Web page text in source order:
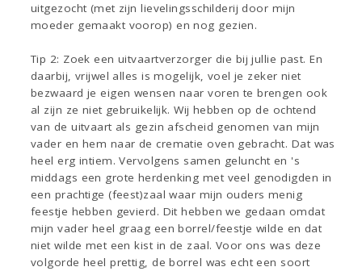
uitgezocht (met zijn lievelingsschilderij door mijn
moeder gemaakt voorop) en nog gezien.
Tip 2: Zoek een uitvaartverzorger die bij jullie past. En
daarbij, vrijwel alles is mogelijk, voel je zeker niet
bezwaard je eigen wensen naar voren te brengen ook
al zijn ze niet gebruikelijk. Wij hebben op de ochtend
van de uitvaart als gezin afscheid genomen van mijn
vader en hem naar de crematie oven gebracht. Dat was
heel erg intiem. Vervolgens samen geluncht en 's
middags een grote herdenking met veel genodigden in
een prachtige (feest)zaal waar mijn ouders menig
feestje hebben gevierd. Dit hebben we gedaan omdat
mijn vader heel graag een borrel/feestje wilde en dat
niet wilde met een kist in de zaal. Voor ons was deze
volgorde heel prettig, de borrel was echt een soort